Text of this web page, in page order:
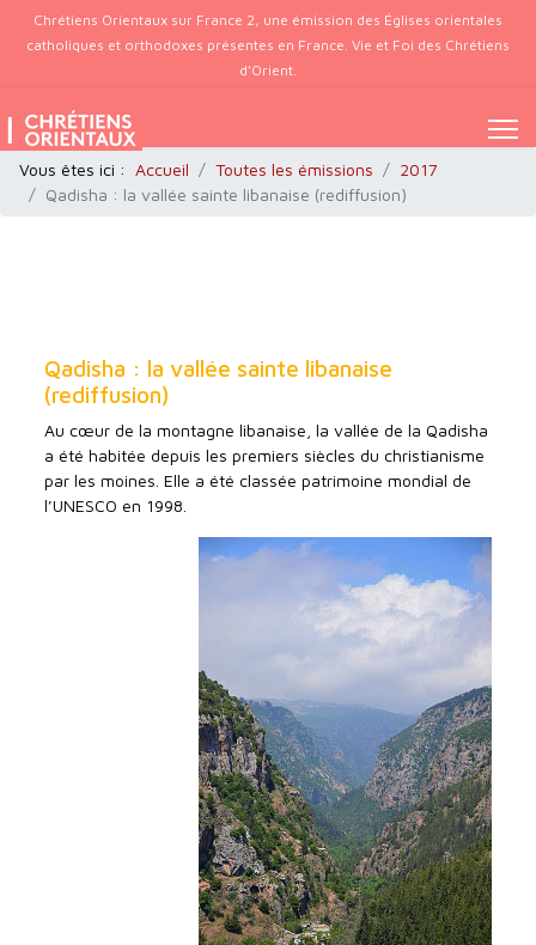
Chrétiens Orientaux sur France 2, une émission des Églises orientales
catholiques et orthodoxes présentes en France. Vie et Foi des Chrétiens
d’Orient.
Vous êtes ici : Accueil Toutes les émissions
2017
Qadisha : la vallée sainte libanaise (rediffusion)
Qadisha : la vallée sainte libanaise
(rediffusion)
Au cœur de la montagne libanaise, la vallée de la Qadisha
a été habitée depuis les premiers siècles du christianisme
par les moines. Elle a été classée patrimoine mondial de
l’UNESCO en 1998.